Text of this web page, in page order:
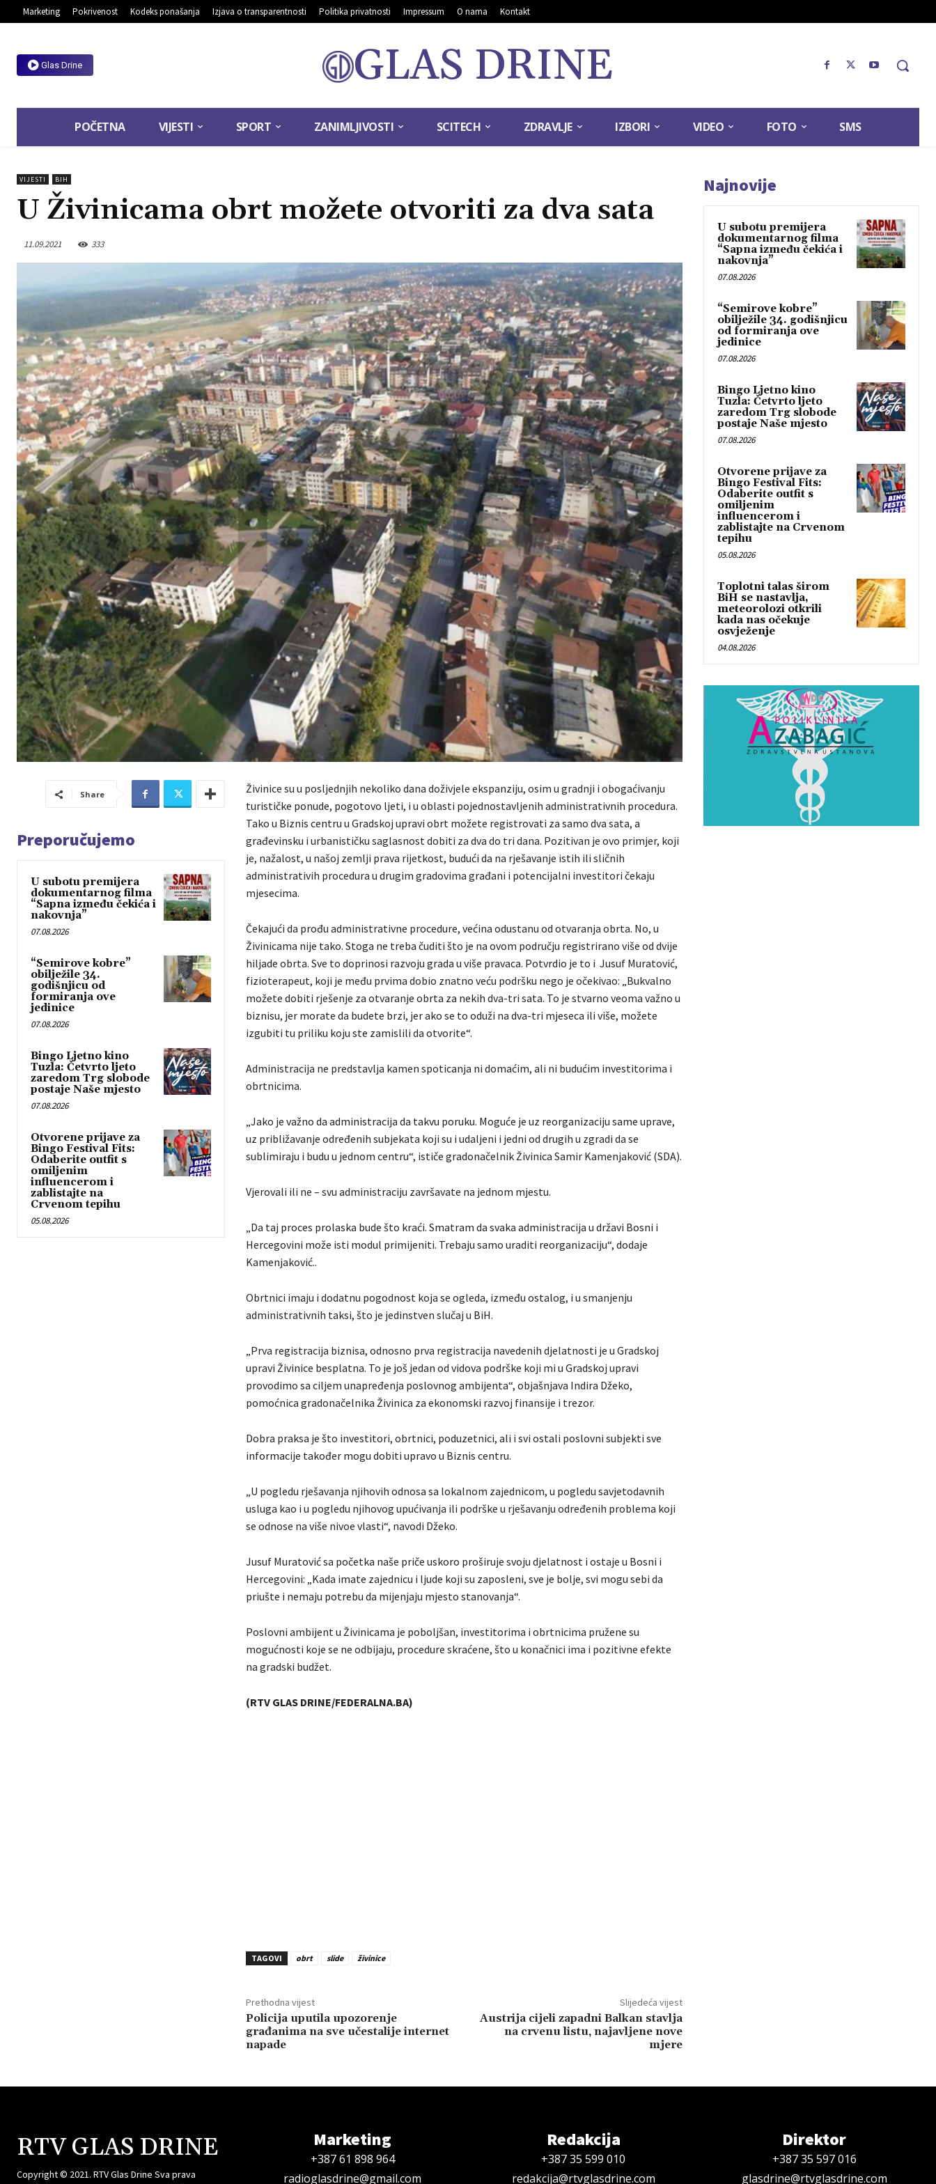
Marketing Pokrivenost Kodeks ponašanja Izjava o transparentnosti Politika privatnosti Impressum O nama Kontakt
Glas Drine GLAS DRINE
POČETNA VIJESTI SPORT ZANIMLJIVOSTI SCITECH ZDRAVLJE IZBORI VIDEO FOTO SMS
VIJESTI BIH
U Živinicama obrt možete otvoriti za dva sata
11.09.2021 333
Share
Preporučujemo
U subotu premijera
dokumentarnog filma
“Sapna između čekića i
nakovnja”
07.08.2026
“Semirove kobre”
obilježile 34.
godišnjicu od
formiranja ove
jedinice
07.08.2026
Bingo Ljetno kino
Tuzla: Četvrto ljeto
zaredom Trg slobode
postaje Naše mjesto
07.08.2026
Otvorene prijave za
Bingo Festival Fits:
Odaberite outfit s
omiljenim
influencerom i
zablistajte na
Crvenom tepihu
05.08.2026
Živinice su u posljednjih nekoliko dana doživjele ekspanziju, osim u gradnji i obogaćivanju
turističke ponude, pogotovo ljeti, i u oblasti pojednostavljenih administrativnih procedura.
Tako u Biznis centru u Gradskoj upravi obrt možete registrovati za samo dva sata, a
građevinsku i urbanističku saglasnost dobiti za dva do tri dana. Pozitivan je ovo primjer, koji
je, nažalost, u našoj zemlji prava rijetkost, budući da na rješavanje istih ili sličnih
administrativih procedura u drugim gradovima građani i potencijalni investitori čekaju
mjesecima.
Čekajući da prođu administrativne procedure, većina odustanu od otvaranja obrta. No, u
Živinicama nije tako. Stoga ne treba čuditi što je na ovom području registrirano više od dvije
hiljade obrta. Sve to doprinosi razvoju grada u više pravaca. Potvrdio je to i Jusuf Muratović,
fizioterapeut, koji je među prvima dobio znatno veću podršku nego je očekivao: „Bukvalno
možete dobiti rješenje za otvaranje obrta za nekih dva-tri sata. To je stvarno veoma važno u
biznisu, jer morate da budete brzi, jer ako se to oduži na dva-tri mjeseca ili više, možete
izgubiti tu priliku koju ste zamislili da otvorite“.
Administracija ne predstavlja kamen spoticanja ni domaćim, ali ni budućim investitorima i
obrtnicima.
„Jako je važno da administracija da takvu poruku. Moguće je uz reorganizaciju same uprave,
uz približavanje određenih subjekata koji su i udaljeni i jedni od drugih u zgradi da se
sublimiraju i budu u jednom centru“, ističe gradonačelnik Živinica Samir Kamenjaković (SDA).
Vjerovali ili ne – svu administraciju završavate na jednom mjestu.
„Da taj proces prolaska bude što kraći. Smatram da svaka administracija u državi Bosni i
Hercegovini može isti modul primijeniti. Trebaju samo uraditi reorganizaciju“, dodaje
Kamenjaković..
Obrtnici imaju i dodatnu pogodnost koja se ogleda, između ostalog, i u smanjenju
administrativnih taksi, što je jedinstven slučaj u BiH.
„Prva registracija biznisa, odnosno prva registracija navedenih djelatnosti je u Gradskoj
upravi Živinice besplatna. To je još jedan od vidova podrške koji mi u Gradskoj upravi
provodimo sa ciljem unapređenja poslovnog ambijenta“, objašnjava Indira Džeko,
pomoćnica gradonačelnika Živinica za ekonomski razvoj finansije i trezor.
Dobra praksa je što investitori, obrtnici, poduzetnici, ali i svi ostali poslovni subjekti sve
informacije također mogu dobiti upravo u Biznis centru.
„U pogledu rješavanja njihovih odnosa sa lokalnom zajednicom, u pogledu savjetodavnih
usluga kao i u pogledu njihovog upućivanja ili podrške u rješavanju određenih problema koji
se odnose na više nivoe vlasti“, navodi Džeko.
Jusuf Muratović sa početka naše priče uskoro proširuje svoju djelatnost i ostaje u Bosni i
Hercegovini: „Kada imate zajednicu i ljude koji su zaposleni, sve je bolje, svi mogu sebi da
priušte i nemaju potrebu da mijenjaju mjesto stanovanja“.
Poslovni ambijent u Živinicama je poboljšan, investitorima i obrtnicima pružene su
mogućnosti koje se ne odbijaju, procedure skraćene, što u konačnici ima i pozitivne efekte
na gradski budžet.
(RTV GLAS DRINE/FEDERALNA.BA)
TAGOVI obrt slide živinice
Prethodna vijest
Policija uputila upozorenje
građanima na sve učestalije internet
napade
Slijedeća vijest
Austrija cijeli zapadni Balkan stavlja
na crvenu listu, najavljene nove
mjere
Najnovije
U subotu premijera
dokumentarnog filma
“Sapna između čekića i
nakovnja”
07.08.2026
“Semirove kobre”
obilježile 34. godišnjicu
od formiranja ove
jedinice
07.08.2026
Bingo Ljetno kino
Tuzla: Četvrto ljeto
zaredom Trg slobode
postaje Naše mjesto
07.08.2026
Otvorene prijave za
Bingo Festival Fits:
Odaberite outfit s
omiljenim
influencerom i
zablistajte na Crvenom
tepihu
05.08.2026
Toplotni talas širom
BiH se nastavlja,
meteorolozi otkrili
kada nas očekuje
osvježenje
04.08.2026
RTV GLAS DRINE
Copyright © 2021. RTV Glas Drine Sva prava
Marketing
+387 61 898 964
radioglasdrine@gmail.com
Redakcija
+387 35 599 010
redakcija@rtvglasdrine.com
Direktor
+387 35 597 016
glasdrine@rtvglasdrine.com